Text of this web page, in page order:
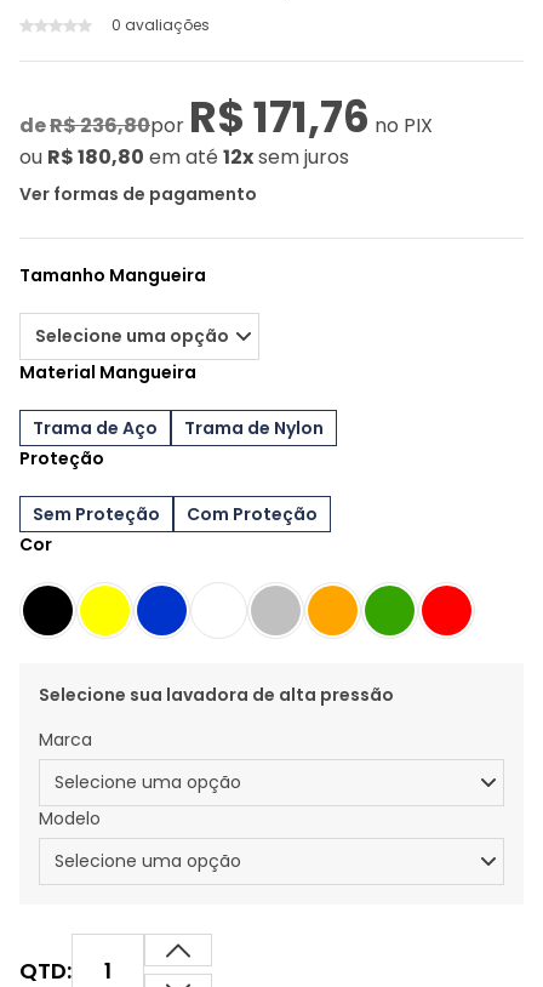
0 avaliações
deR$ 236,80por R$ 171,76 no PIX
ou R$ 180,80 em até 12xsem juros
Ver formas de pagamento
Tamanho Mangueira
Material Mangueira
Trama de Aço
Trama de Nylon
Proteção
Sem Proteção
Com Proteção
Cor
QTD:
Selecione sua lavadora de alta pressão
Marca
Modelo